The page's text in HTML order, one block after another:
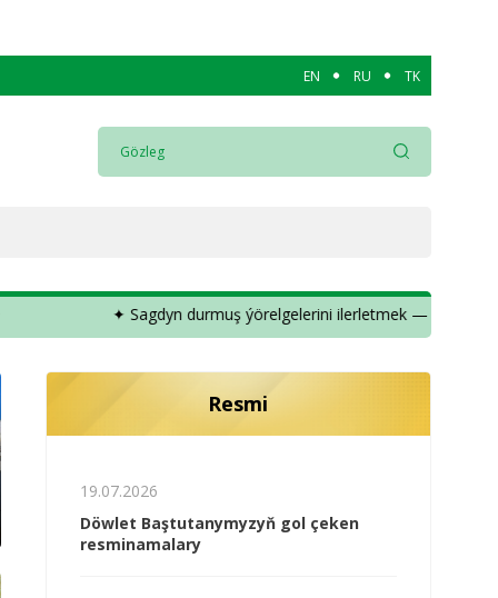
EN RU TK
durmuş ýörelgelerini ilerletmek — döwlet syýasatynyň
Resmi
19.07.2026
Döwlet Baştutanymyzyň gol çeken
resminamalary